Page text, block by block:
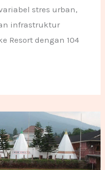
stres urban,
infrastruktur
Resort dengan 104
Audit Fasilitas